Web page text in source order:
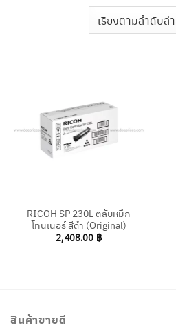
RICOH SP 230L ตลับหมึก
โทนเนอร์ สีดำ (Original)
2,408.00 ฿
สินค้าขายดี